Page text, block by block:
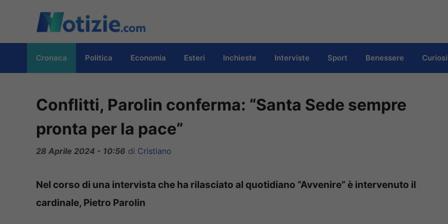
contenuto
Cronaca Politica Economia Esteri Inchieste Interviste Sport Benessere
Conflitti, Parolin conferma: “Santa Sede sempre
pronta per la pace”
28 Aprile 2024 - 10:56 di Cristiano
Nel corso di una intervista che ha rilasciato al quotidiano “Avvenire” è intervenuto il
cardinale, Pietro Parolin